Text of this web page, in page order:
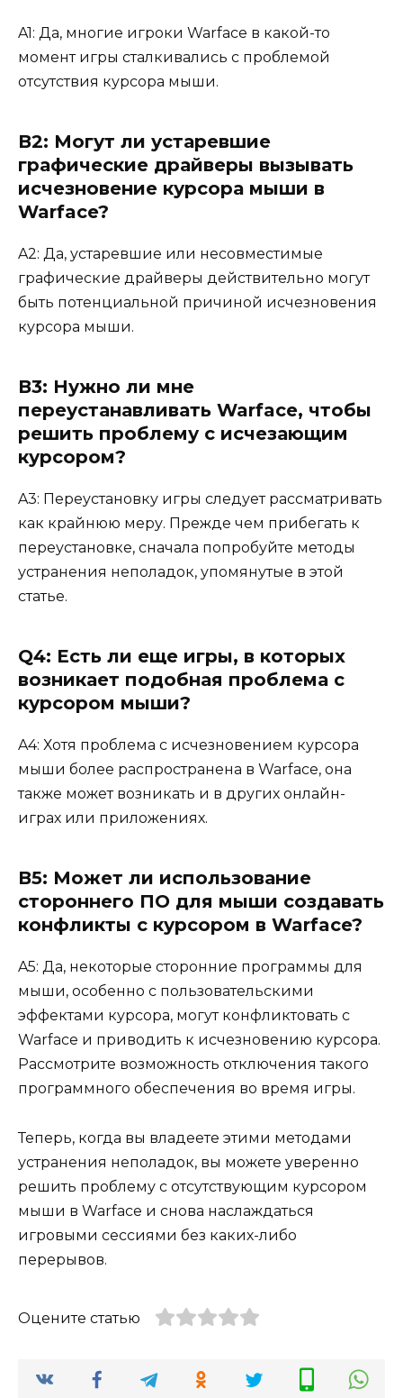
A1: Да, многие игроки Warface в какой-то
момент игры сталкивались с проблемой
отсутствия курсора мыши.
В2: Могут ли устаревшие
графические драйверы вызывать
исчезновение курсора мыши в
Warface?
A2: Да, устаревшие или несовместимые
графические драйверы действительно могут
быть потенциальной причиной исчезновения
курсора мыши.
В3: Нужно ли мне
переустанавливать Warface, чтобы
решить проблему с исчезающим
курсором?
A3: Переустановку игры следует рассматривать
как крайнюю меру. Прежде чем прибегать к
переустановке, сначала попробуйте методы
устранения неполадок, упомянутые в этой
статье.
Q4: Есть ли еще игры, в которых
возникает подобная проблема с
курсором мыши?
A4: Хотя проблема с исчезновением курсора
мыши более распространена в Warface, она
также может возникать и в других онлайн-
играх или приложениях.
В5: Может ли использование
стороннего ПО для мыши создавать
конфликты с курсором в Warface?
A5: Да, некоторые сторонние программы для
мыши, особенно с пользовательскими
эффектами курсора, могут конфликтовать с
Warface и приводить к исчезновению курсора.
Рассмотрите возможность отключения такого
программного обеспечения во время игры.
Теперь, когда вы владеете этими методами
устранения неполадок, вы можете уверенно
решить проблему с отсутствующим курсором
мыши в Warface и снова наслаждаться
игровыми сессиями без каких-либо
перерывов.
Оцените статью